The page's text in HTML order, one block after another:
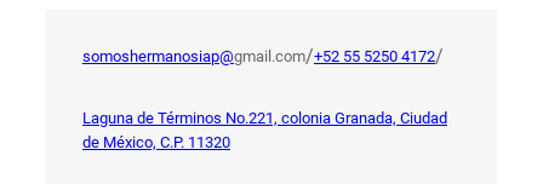
somoshermanosiap@gmail.com/+52 55 5250 4172/
Laguna de Términos No.221, colonia Granada, Ciudad
de México, C.P. 11320